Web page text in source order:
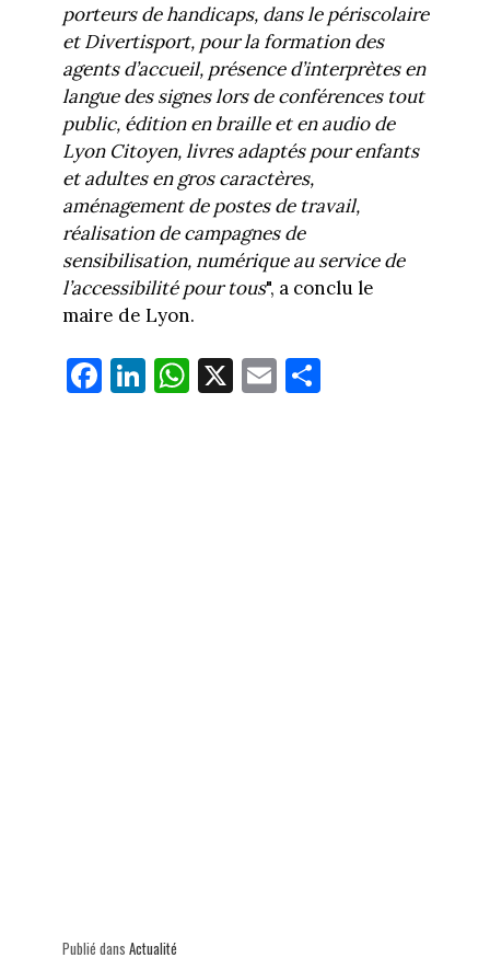
porteurs de handicaps, dans le périscolaire
et Divertisport, pour la formation des
agents d’accueil, présence d’interprètes en
langue des signes lors de conférences tout
public, édition en braille et en audio de
Lyon Citoyen, livres adaptés pour enfants
et adultes en gros caractères,
aménagement de postes de travail,
réalisation de campagnes de
sensibilisation, numérique au service de
l’accessibilité pour tous", a conclu le
maire de Lyon.
Fa
ce
Li
nk
W
ha
X E
m
Pa
rt
Publié dans Actualité